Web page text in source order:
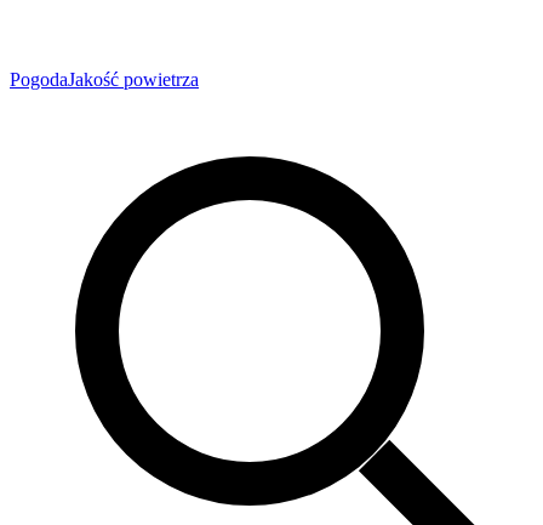
PogodaJakość powietrza